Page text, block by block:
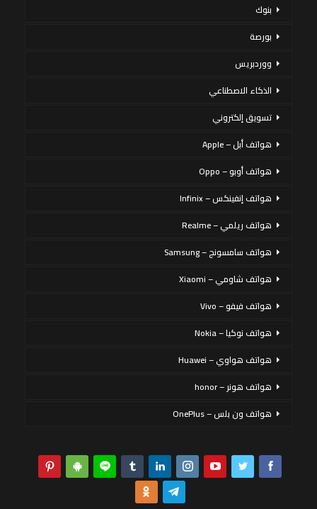
بنوك
بورصة
ووردبريس
الذكاء الاصطناعي
تسويق إلكتروني
هواتف أبل – Apple
هواتف أوبو – Oppo
هواتف إنفينكس – Infinix
هواتف ريلمي – Realme
هواتف سامسونج – Samsung
هواتف شاومي – Xiaomi
هواتف فيفو – Vivo
هواتف نوكيا – Nokia
هواتف هواوي – Huawei
هواتف هونر – honor
هواتف ون بلس – OnePlus